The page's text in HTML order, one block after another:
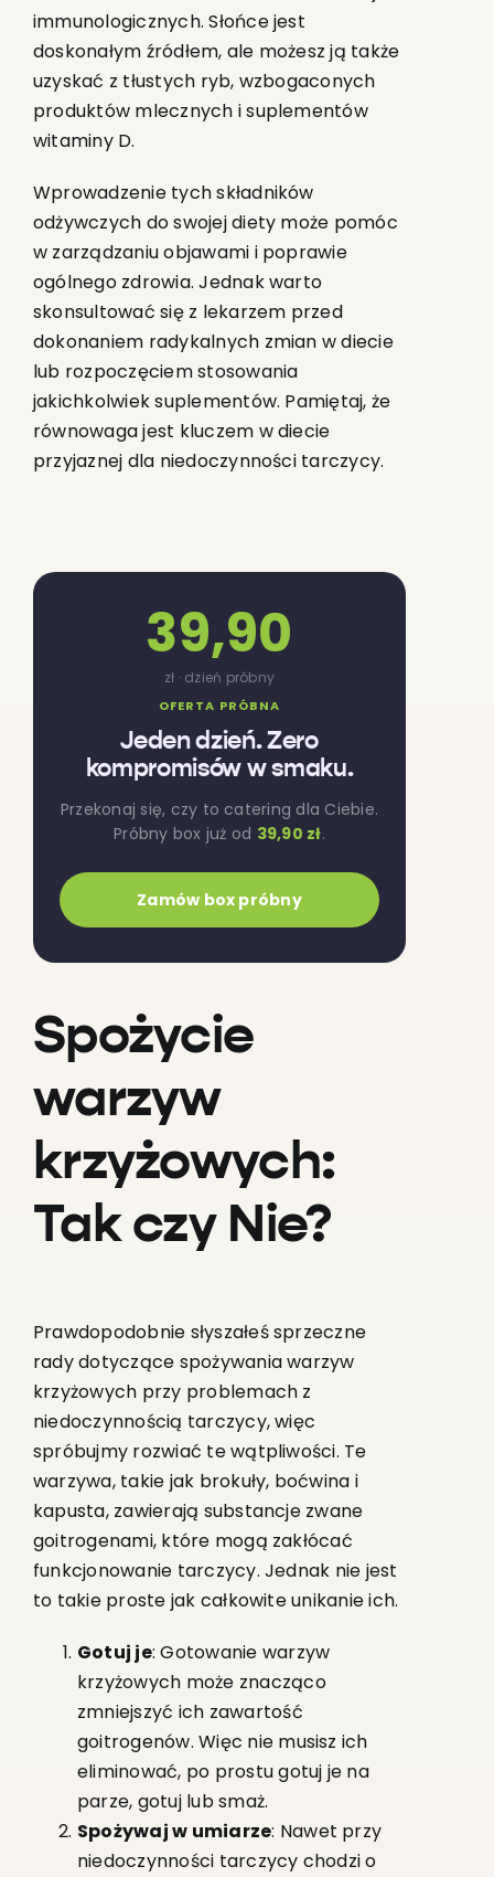
immunologicznych. Słońce jest
doskonałym źródłem, ale możesz ją także
uzyskać z tłustych ryb, wzbogaconych
produktów mlecznych i suplementów
witaminy D.
Wprowadzenie tych składników
odżywczych do swojej diety może pomóc
w zarządzaniu objawami i poprawie
ogólnego zdrowia. Jednak warto
skonsultować się z lekarzem przed
dokonaniem radykalnych zmian w diecie
lub rozpoczęciem stosowania
jakichkolwiek suplementów. Pamiętaj, że
równowaga jest kluczem w diecie
przyjaznej dla niedoczynności tarczycy.
OFERTA PRÓBNA
Jeden dzień. Zero
kompromisów w smaku.
Przekonaj się, czy to catering dla Ciebie.
Próbny box już od 39,90 zł.
Zamów box próbny
39,90
zł · dzień próbny
Spożycie
warzyw
krzyżowych:
Tak czy Nie?
Prawdopodobnie słyszałeś sprzeczne
rady dotyczące spożywania warzyw
krzyżowych przy problemach z
niedoczynnością tarczycy, więc
spróbujmy rozwiać te wątpliwości. Te
warzywa, takie jak brokuły, boćwina i
kapusta, zawierają substancje zwane
goitrogenami, które mogą zakłócać
funkcjonowanie tarczycy. Jednak nie jest
to takie proste jak całkowite unikanie ich.
Gotuj je: Gotowanie warzyw
krzyżowych może znacząco
zmniejszyć ich zawartość
goitrogenów. Więc nie musisz ich
eliminować, po prostu gotuj je na
parze, gotuj lub smaż.
Spożywaj w umiarze: Nawet przy
niedoczynności tarczycy chodzi o